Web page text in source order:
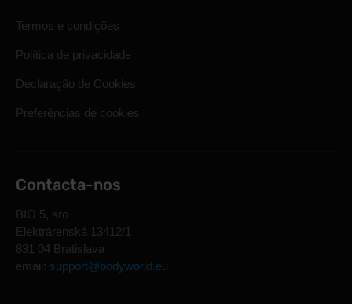
Termos e condições
Política de privacidade
Declaração de Cookies
Preferências de cookies
Contacta-nos
BIO 5, sro
Elektrárenská 13412/1
831 04 Bratislava
email: support@bodyworld.eu